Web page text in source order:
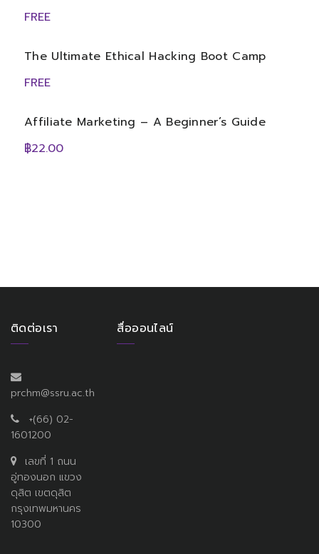
FREE
The Ultimate Ethical Hacking Boot Camp
FREE
Affiliate Marketing – A Beginner’s Guide
฿22.00
ติดต่อเรา
prchm@ssru.ac.th
+(66) 02-
1601200
เลขที่ 1 ถนน
อู่ทองนอก แขวง
ดุสิต เขตดุสิต
กรุงเทพมหานคร
10300
สื่อออนไลน์